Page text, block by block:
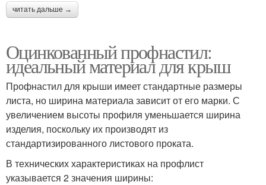
читать дальше →
Оцинкованный профнастил:
идеальный материал для крыш
Профнастил для крыши имеет стандартные размеры
листа, но ширина материала зависит от его марки. С
увеличением высоты профиля уменьшается ширина
изделия, поскольку их производят из
стандартизированного листового проката.
В технических характеристиках на профлист
указывается 2 значения ширины: